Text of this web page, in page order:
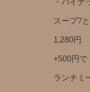
・パイナ
スープ?
1,280円️
+500円で
ランチミ